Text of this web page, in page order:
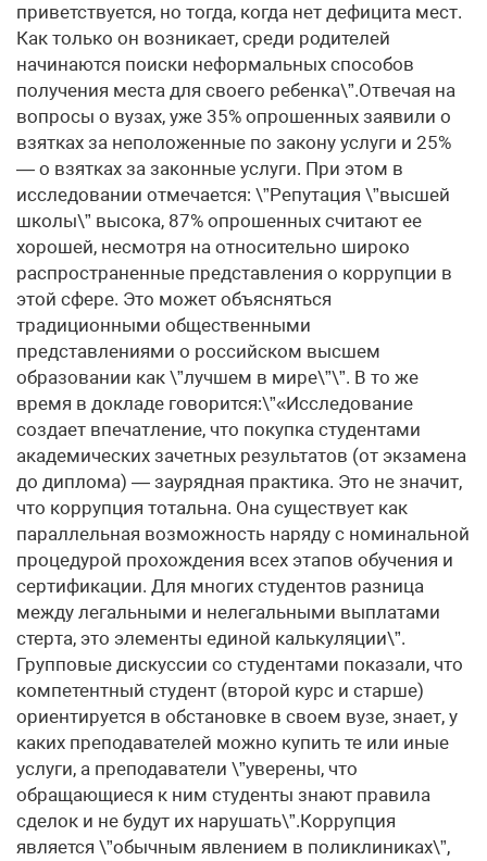
приветствуется, но тогда, когда нет дефицита мест.
Как только он возникает, среди родителей
начинаются поиски неформальных способов
получения места для своего ребенка\”.Отвечая на
вопросы о вузах, уже 35% опрошенных заявили о
взятках за неположенные по закону услуги и 25%
— о взятках за законные услуги. При этом в
исследовании отмечается: \”Репутация \”высшей
школы\” высока, 87% опрошенных считают ее
хорошей, несмотря на относительно широко
распространенные представления о коррупции в
этой сфере. Это может объясняться
традиционными общественными
представлениями о российском высшем
образовании как \”лучшем в мире\”\”. В то же
время в докладе говорится:\”«Исследование
создает впечатление, что покупка студентами
академических зачетных результатов (от экзамена
до диплома) — заурядная практика. Это не значит,
что коррупция тотальна. Она существует как
параллельная возможность наряду с номинальной
процедурой прохождения всех этапов обучения и
сертификации. Для многих студентов разница
между легальными и нелегальными выплатами
стерта, это элементы единой калькуляции\”.
Групповые дискуссии со студентами показали, что
компетентный студент (второй курс и старше)
ориентируется в обстановке в своем вузе, знает, у
каких преподавателей можно купить те или иные
услуги, а преподаватели \”уверены, что
обращающиеся к ним студенты знают правила
сделок и не будут их нарушать\”.Коррупция
является \”обычным явлением в поликлиниках\”,